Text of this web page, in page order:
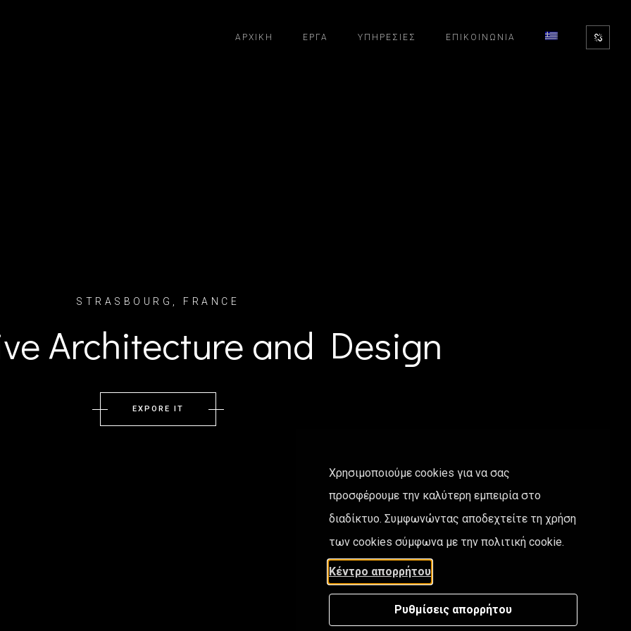
ΑΡΧΙΚΉ ΈΡΓΑ ΥΠΗΡΕΣΊΕΣ ΕΠΙΚΟΙΝΩΝΊΑ
STRASBOURG, FRANCE
Architecture and Design
EXPORE IT
Χρησιμοποιούμε cookies για να σας
προσφέρουμε την καλύτερη εμπειρία στο
διαδίκτυο. Συμφωνώντας αποδεχτείτε τη χρήση
των cookies σύμφωνα με την πολιτική cookie.
Κέντρο απορρήτου
Ρυθμίσεις απορρήτου